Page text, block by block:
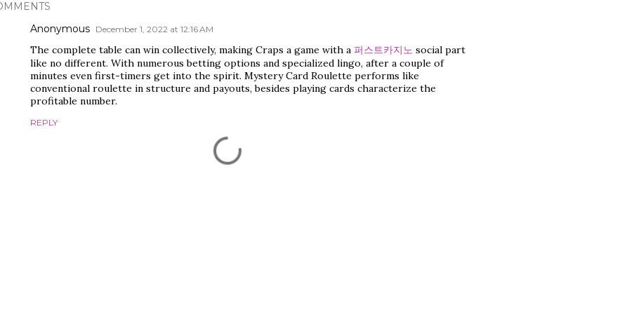
Anonymous December 1, 2022 at 12:16 AM
The complete table can win collectively, making Craps a game with a 퍼스트카지노 social part
like no different. With numerous betting options and specialized lingo, after a couple of
minutes even first-timers get into the spirit. Mystery Card Roulette performs like
conventional roulette in structure and payouts, besides playing cards characterize the
profitable number.
REPLY